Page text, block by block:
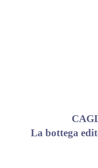
La bottega